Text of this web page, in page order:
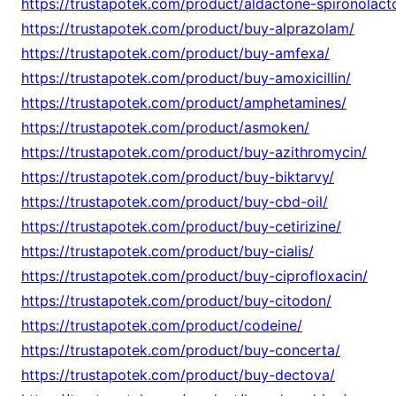
https://trustapotek.com/product/buy-alprazolam/
https://trustapotek.com/product/buy-amfexa/
https://trustapotek.com/product/buy-amoxicillin/
https://trustapotek.com/product/amphetamines/
https://trustapotek.com/product/asmoken/
https://trustapotek.com/product/buy-azithromycin/
https://trustapotek.com/product/buy-biktarvy/
https://trustapotek.com/product/buy-cbd-oil/
https://trustapotek.com/product/buy-cetirizine/
https://trustapotek.com/product/buy-cialis/
https://trustapotek.com/product/buy-ciprofloxacin/
https://trustapotek.com/product/buy-citodon/
https://trustapotek.com/product/codeine/
https://trustapotek.com/product/buy-concerta/
https://trustapotek.com/product/buy-dectova/